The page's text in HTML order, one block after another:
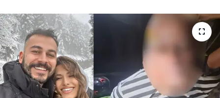
Resmi İlan
Sağlık
Spor